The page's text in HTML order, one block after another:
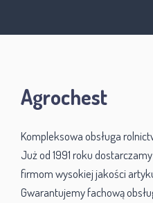
Agrochest
Kompleksowa obsługa
Już od 1991 roku
firmom wysokiej jakości
Gwarantujemy fachową